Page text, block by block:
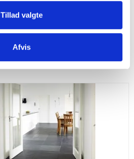
Tillad valgte
Afvis
Vis produkt